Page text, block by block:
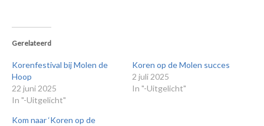
Gerelateerd
Korenfestival bij Molen de
Hoop
22 juni 2025
In "-Uitgelicht"
Koren op de Molen succes
2 juli 2025
In "-Uitgelicht"
Kom naar ‘Koren op de